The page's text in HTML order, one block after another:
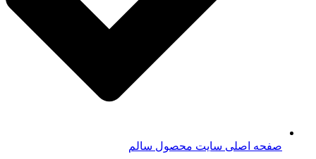
صفحه اصلی سایت محصول سالم